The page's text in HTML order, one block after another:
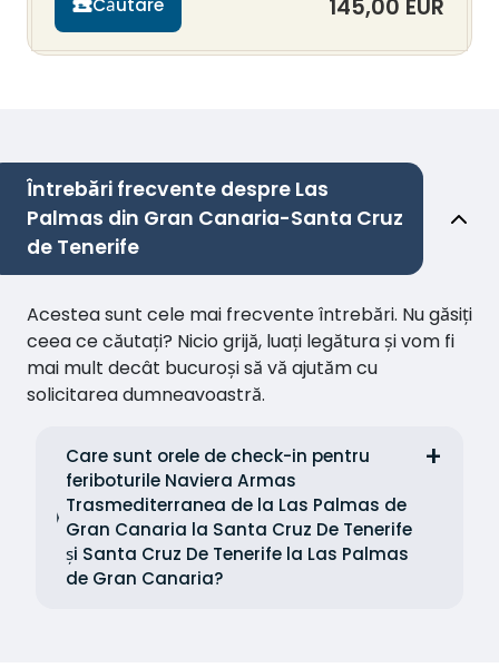
Căutare 145,00 EUR
Întrebări frecvente despre Las
Palmas din Gran Canaria-Santa Cruz
de Tenerife
Acestea sunt cele mai frecvente întrebări. Nu găsiți
ceea ce căutați? Nicio grijă, luați legătura și vom fi
mai mult decât bucuroși să vă ajutăm cu
solicitarea dumneavoastră.
Care sunt orele de check-in pentru
feriboturile Naviera Armas
Trasmediterranea de la Las Palmas de
Gran Canaria la Santa Cruz De Tenerife
și Santa Cruz De Tenerife la Las Palmas
de Gran Canaria?